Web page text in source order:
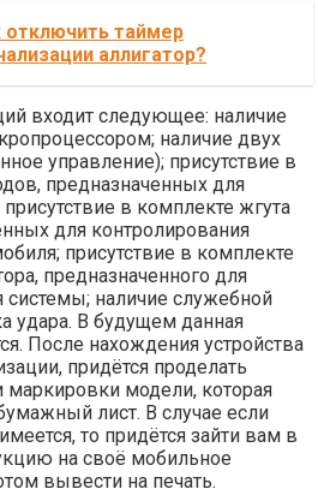
отключить таймер
аллигатор?
входит следующее: наличие
наличие двух
управление); присутствие в
предназначенных для
в комплекте жгута
для контролирования
присутствие в комплекте
предназначенного для
системы; наличие служебной
удара. В будущем данная
После нахождения устройства
придётся проделать
маркировки модели, которая
лист. В случае если
то придётся зайти вам в
на своё мобильное
вывести на печать.